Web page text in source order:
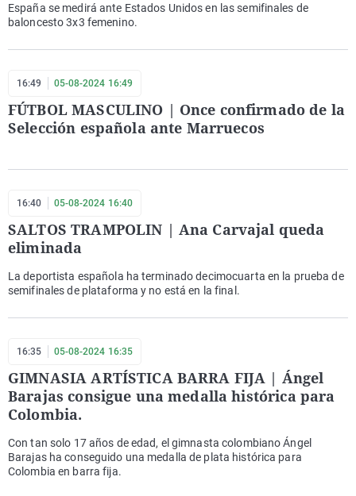
España se medirá ante Estados Unidos en las semifinales de
baloncesto 3x3 femenino.
16:49 05-08-2024 16:49
FÚTBOL MASCULINO | Once confirmado de la
Selección española ante Marruecos
16:40 05-08-2024 16:40
SALTOS TRAMPOLIN | Ana Carvajal queda
eliminada
La deportista española ha terminado decimocuarta en la prueba de
semifinales de plataforma y no está en la final.
16:35 05-08-2024 16:35
GIMNASIA ARTÍSTICA BARRA FIJA | Ángel
Barajas consigue una medalla histórica para
Colombia.
Con tan solo 17 años de edad, el gimnasta colombiano Ángel
Barajas ha conseguido una medalla de plata histórica para
Colombia en barra fija.